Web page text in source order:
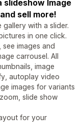
slideshow Image
sell more!
with a slider.
in one click.
images and
carrousel. All
image
autoplay video
images for variants
slide show
for your